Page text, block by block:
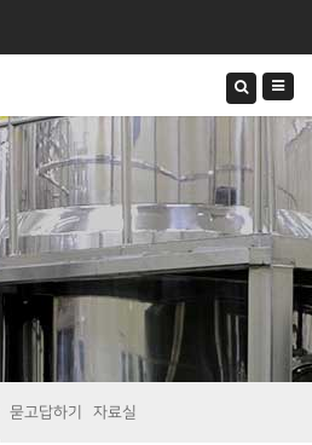
검
색
하
기
묻고답하기 자료실